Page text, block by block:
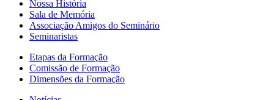
Nossa História
Sala de Memória
Associação Amigos do Seminário
Seminaristas
Etapas da Formação
Comissão de Formação
Dimensões da Formação